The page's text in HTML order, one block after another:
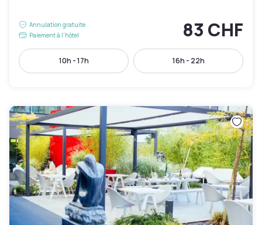
Annulation gratuite
Paiement à l'hôtel
83 CHF
10h - 17h 16h - 22h